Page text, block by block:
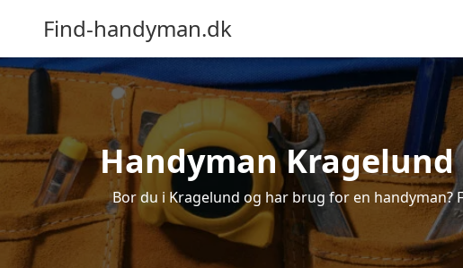
Find-handyman.dk
Handyman
Bor du i Kragelund og har brug for en